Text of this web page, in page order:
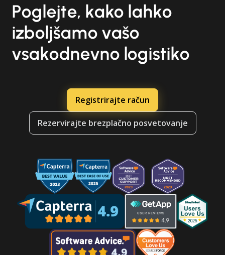
Poglejte, kako lahko
izboljšamo vašo
vsakodnevno logistiko
Registrirajte račun
Rezervirajte brezplačno posvetovanje